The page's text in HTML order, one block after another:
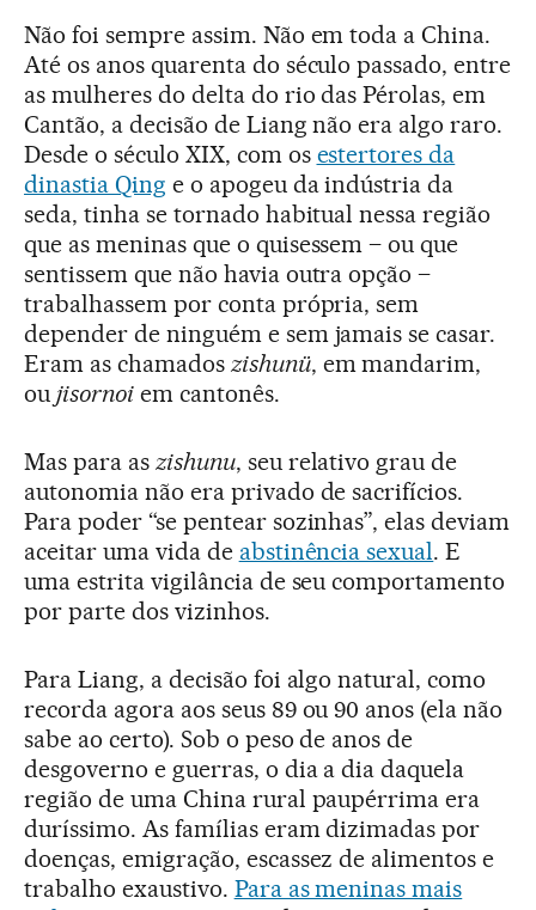
Não foi sempre assim. Não em toda a China.
Até os anos quarenta do século passado, entre
as mulheres do delta do rio das Pérolas, em
Cantão, a decisão de Liang não era algo raro.
Desde o século XIX, com os estertores da
dinastia Qing e o apogeu da indústria da
seda, tinha se tornado habitual nessa região
que as meninas que o quisessem – ou que
sentissem que não havia outra opção –
trabalhassem por conta própria, sem
depender de ninguém e sem jamais se casar.
Eram as chamados zishunü, em mandarim,
ou jisornoiem cantonês.
Mas para as zishunu, seu relativo grau de
autonomia não era privado de sacrifícios.
Para poder “se pentear sozinhas”, elas deviam
aceitar uma vida de abstinência sexual. E
uma estrita vigilância de seu comportamento
por parte dos vizinhos.
Para Liang, a decisão foi algo natural, como
recorda agora aos seus 89 ou 90 anos (ela não
sabe ao certo). Sob o peso de anos de
desgoverno e guerras, o dia a dia daquela
região de uma China rural paupérrima era
duríssimo. As famílias eram dizimadas por
doenças, emigração, escassez de alimentos e
trabalho exaustivo. Para as meninas mais